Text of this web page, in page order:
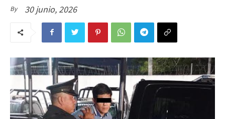
By 30 junio, 2026